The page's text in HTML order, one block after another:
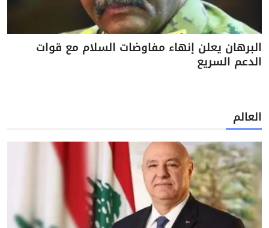
البرهان يعلن إنهاء مفاوضات السلام مع قوات
الدعم السريع
العالم